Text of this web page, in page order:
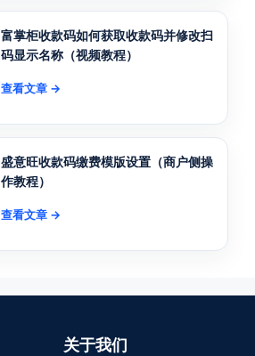
富掌柜收款码如何获取收款码并修改扫
码显示名称（视频教程）
查看文章 →
盛意旺收款码缴费模版设置（商户侧操
作教程）
查看文章 →
关于我们